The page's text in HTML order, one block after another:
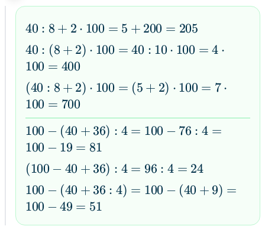
40 : 8
+ 2
\cdot
100
= 5
+
200
=
205
40 : 8 + 2 ⋅ 100 = 5 + 200 = 205
40 :
(8 +
2)
\cdot
100
= 40
: 10
100
= 4
\cdot
40 : (8 + 2) ⋅ 100 = 40 : 10 ⋅ 100 = 4 ⋅
100 = 400
(40 :
8 +
2)
\cdot
100
= (5
+ 2)
\cdot
100
= 7
(40 : 8 + 2) ⋅ 100 = (5 + 2) ⋅ 100 = 7 ⋅
100 = 700
100
-
(40
+
36)
: 4
=
100 − (40 + 36) : 4 = 100 − 76 : 4 =
100 − 19 = 81
(100
- 40
+
36)
: 4
(100 − 40 + 36) : 4 = 96 : 4 = 24
100
-
100 − (40 + 36 : 4) = 100 − (40 + 9) =
100 −49 = 51